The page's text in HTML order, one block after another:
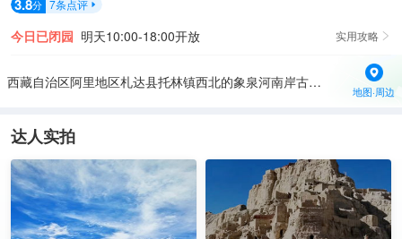
3.8分 7条点评 
今日已闭园 明天10:00-18:00开放 实用攻略 
西藏自治区阿里地区札达县托林镇西北的象泉河南岸古格王国遗址北面约600米远
地图·周边
达人实拍